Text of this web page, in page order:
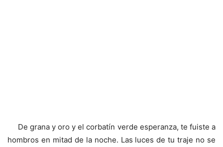
De grana y oro y el corbatín verde esperanza, te fuiste a
hombros en mitad de la noche. Las luces de tu traje no se